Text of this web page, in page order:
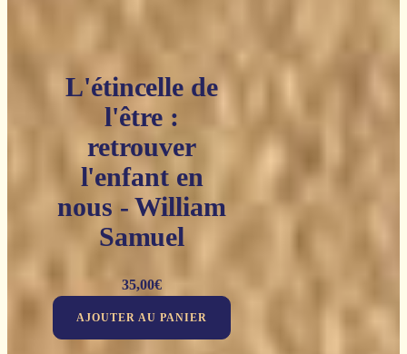
L'étincelle de
l'être :
retrouver
l'enfant en
nous - William
Samuel
35,00€
AJOUTER AU PANIER